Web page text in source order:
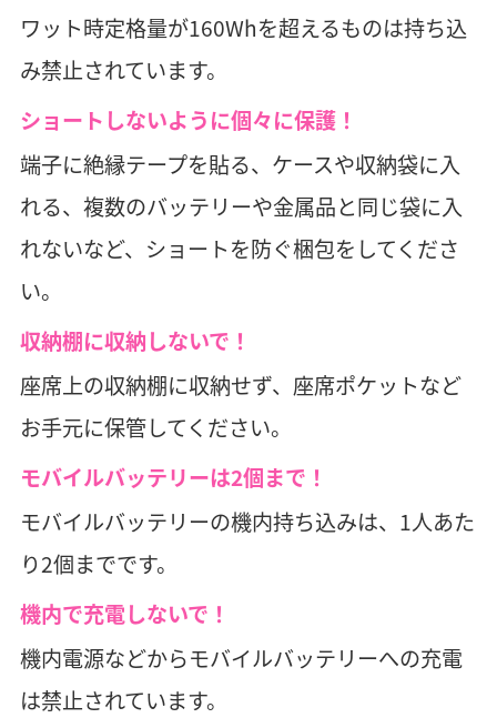
ワット時定格量が160Whを超えるものは持ち込
み禁止されています。
ショートしないように個々に保護！
端子に絶縁テープを貼る、ケースや収納袋に入
れる、複数のバッテリーや金属品と同じ袋に入
れないなど、ショートを防ぐ梱包をしてくださ
い。
収納棚に収納しないで！
座席上の収納棚に収納せず、座席ポケットなど
お手元に保管してください。
モバイルバッテリーは2個まで！
モバイルバッテリーの機内持ち込みは、1人あた
り2個までです。
機内で充電しないで！
機内電源などからモバイルバッテリーへの充電
は禁止されています。